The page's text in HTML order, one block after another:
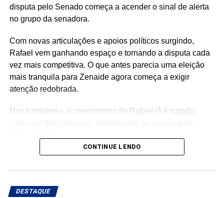
disputa pelo Senado começa a acender o sinal de alerta
no grupo da senadora.
Com novas articulações e apoios políticos surgindo,
Rafael vem ganhando espaço e tornando a disputa cada
vez mais competitiva. O que antes parecia uma eleição
mais tranquila para Zenaide agora começa a exigir
atenção redobrada.
Nos bastidores, o crescimento de Rafael já é tratado
CONTINUE LENDO
DESTAQUE